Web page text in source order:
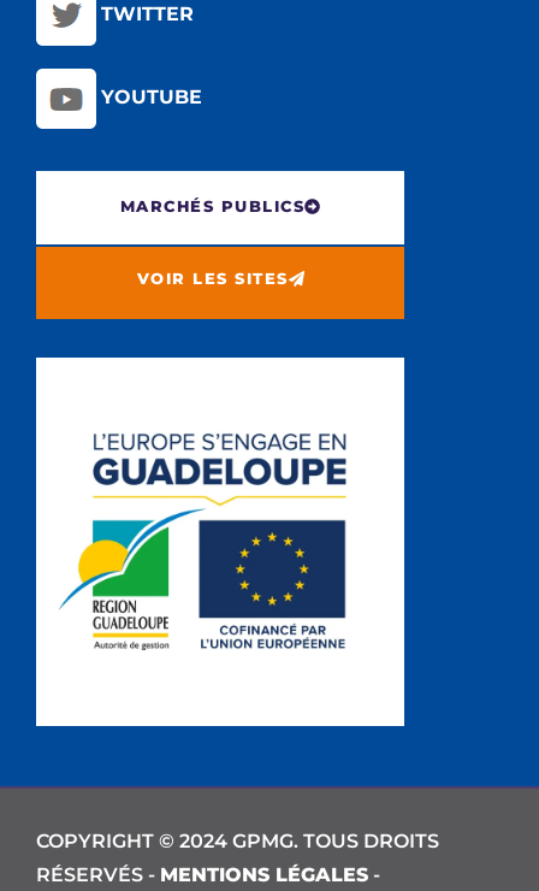
TWITTER
YOUTUBE
MARCHÉS PUBLICS
VOIR LES SITES
COPYRIGHT © 2024 GPMG. TOUS DROITS
RÉSERVÉS - MENTIONS LÉGALES -